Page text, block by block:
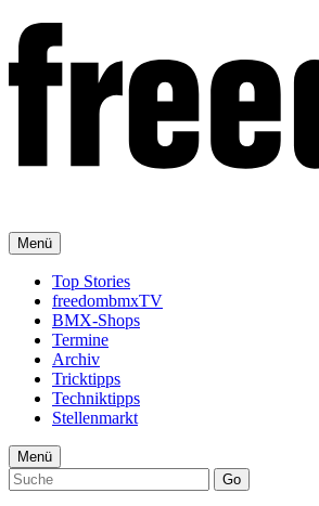
Menü
Top Stories
freedombmxTV
BMX-Shops
Termine
Archiv
Tricktipps
Techniktipps
Stellenmarkt
Menü
Go